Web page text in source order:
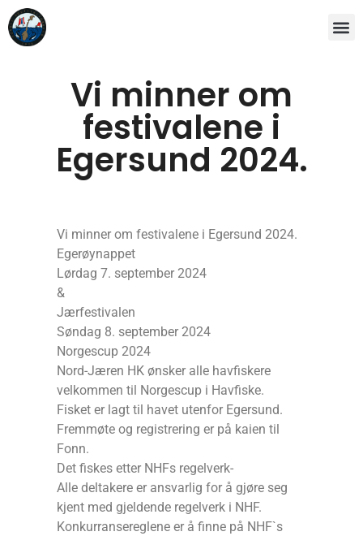
Vi minner om
festivalene i
Egersund 2024.
Vi minner om festivalene i Egersund 2024.
Egerøynappet
Lørdag 7. september 2024
&
Jærfestivalen
Søndag 8. september 2024
Norgescup 2024
Nord-Jæren HK ønsker alle havfiskere
velkommen til Norgescup i Havfiske.
Fisket er lagt til havet utenfor Egersund.
Fremmøte og registrering er på kaien til
Fonn.
Det fiskes etter NHFs regelverk-
Alle deltakere er ansvarlig for å gjøre seg
kjent med gjeldende regelverk i NHF.
Konkurransereglene er å finne på NHF`s